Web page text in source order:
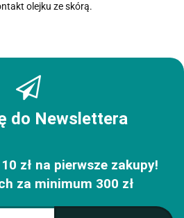
olejku ze skórą.
do Newslettera
zł na pierwsze zakupy!
za minimum 300 zł